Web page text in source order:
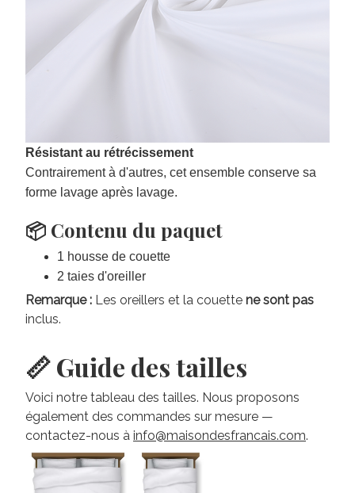
Résistant au rétrécissement
Contrairement à d'autres, cet ensemble conserve sa
forme lavage après lavage.
📦 Contenu du paquet
1 housse de couette
2 taies d'oreiller
Remarque : Les oreillers et la couette ne sont pas
inclus.
📏 Guide des tailles
Voici notre tableau des tailles. Nous proposons
également des commandes sur mesure —
contactez-nous à info@maisondesfrancais.com.